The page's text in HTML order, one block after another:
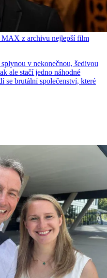
MAX z archivu nejlepší film
splynou v nekonečnou, šedivou
ale stačí jedno náhodné
se brutální společenství, které